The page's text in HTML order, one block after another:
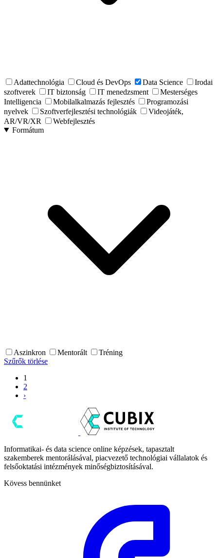
Adattechnológia Cloud és DevOps Data Science
Irodai
szoftverek
IT biztonság IT menedzsment
Mesterséges
Intelligencia
Mobilalkalmazás fejlesztés
Programozási
nyelvek
Szoftverfejlesztési technológiák
Videojáték,
AR/VR/XR
Webfejlesztés
Formátum
Aszinkron Mentorált
Tréning
Szűrők törlése
1
2
›
Informatikai- és data science online képzések, tapasztalt
szakemberek mentorálásával, piacvezető technológiai vállalatok és
felsőoktatási intézmények minőségbiztosításával.
Kövess bennünket